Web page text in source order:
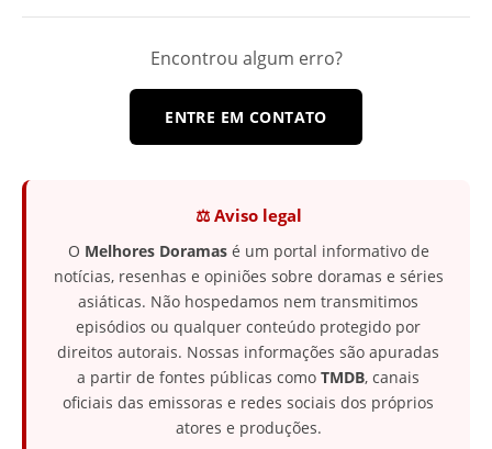
Encontrou algum erro?
ENTRE EM CONTATO
⚖️ Aviso legal
O Melhores Doramasé um portal informativo de
notícias, resenhas e opiniões sobre doramas e séries
asiáticas. Não hospedamos nem transmitimos
episódios ou qualquer conteúdo protegido por
direitos autorais. Nossas informações são apuradas
a partir de fontes públicas como TMDB, canais
oficiais das emissoras e redes sociais dos próprios
atores e produções.